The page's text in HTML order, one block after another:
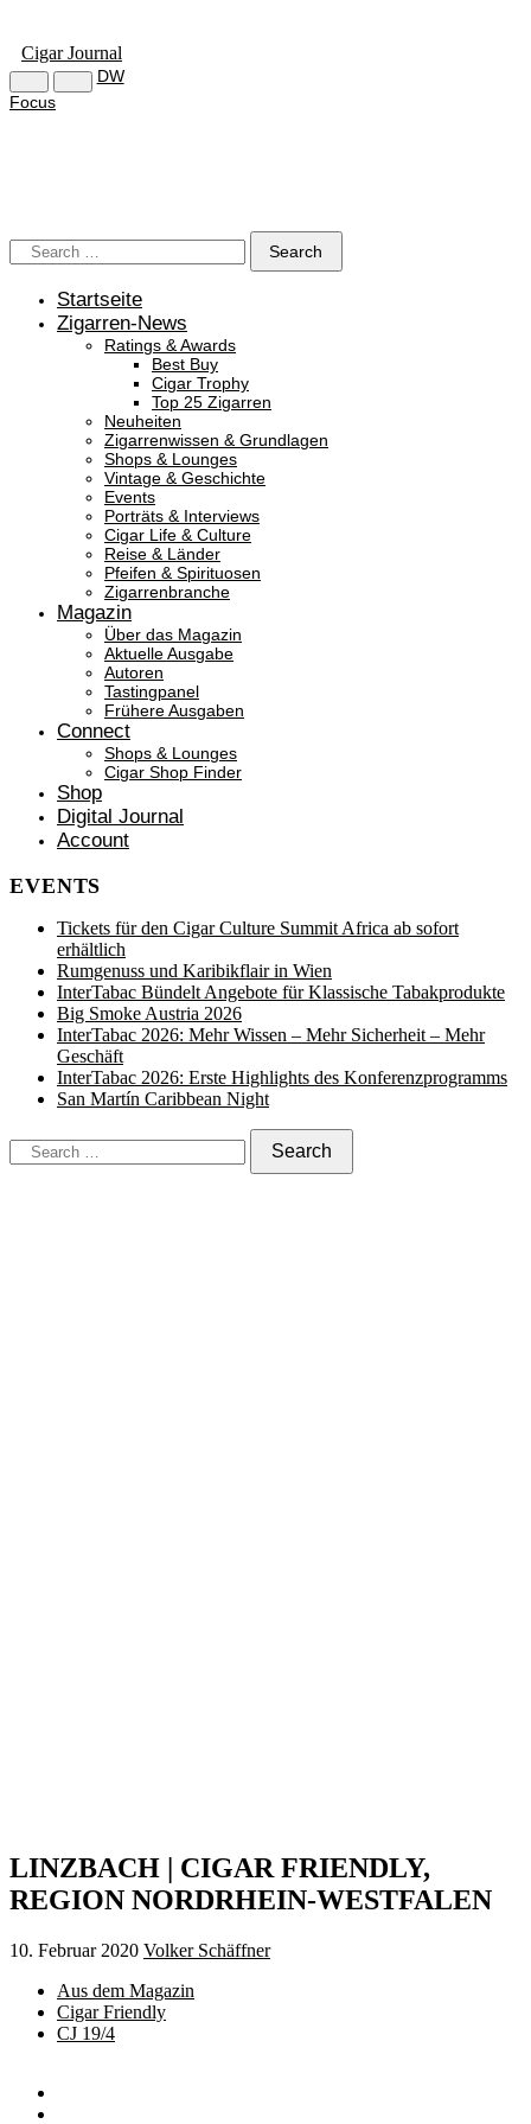
Cigar Journal
DW
Focus
Startseite
Zigarren-News
Ratings & Awards
Best Buy
Cigar Trophy
Top 25 Zigarren
Neuheiten
Zigarrenwissen & Grundlagen
Shops & Lounges
Vintage & Geschichte
Events
Porträts & Interviews
Cigar Life & Culture
Reise & Länder
Pfeifen & Spirituosen
Zigarrenbranche
Magazin
Über das Magazin
Aktuelle Ausgabe
Autoren
Tastingpanel
Frühere Ausgaben
Connect
Shops & Lounges
Cigar Shop Finder
Shop
Digital Journal
Account
EVENTS
Tickets für den Cigar Culture Summit Africa ab sofort
erhältlich
Rumgenuss und Karibikflair in Wien
InterTabac Bündelt Angebote für Klassische Tabakprodukte
Big Smoke Austria 2026
InterTabac 2026: Mehr Wissen – Mehr Sicherheit – Mehr
Geschäft
InterTabac 2026: Erste Highlights des Konferenzprogramms
San Martín Caribbean Night
LINZBACH | CIGAR FRIENDLY,
REGION NORDRHEIN-WESTFALEN
10. Februar 2020 Volker Schäffner
Aus dem Magazin
Cigar Friendly
CJ 19/4